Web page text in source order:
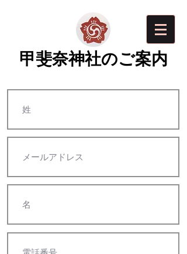
​甲斐奈神社のご案内